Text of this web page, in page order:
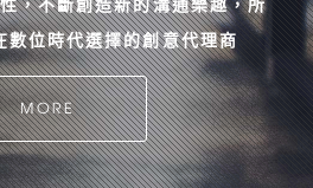
，不斷創造新的溝通樂趣，所
數位時代選擇的創意代理商
MORE